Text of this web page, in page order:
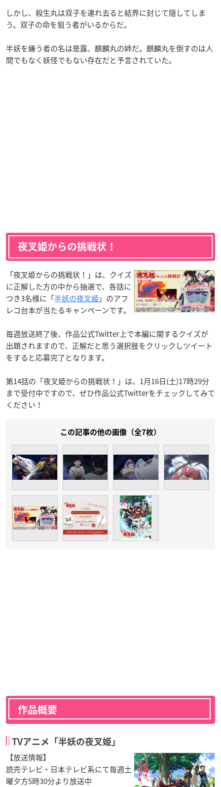
しかし、殺生丸は双子を連れ去ると結界に封じて隠してしま
う。双子の命を狙う者がいるからだ。
半妖を嫌う者の名は是露、麒麟丸の姉だ。麒麟丸を倒すのは人
間でもなく妖怪でもない存在だと予言されていた。
夜叉姫からの挑戦状！
「夜叉姫からの挑戦状！」は、クイズ
に正解した方の中から抽選で、各話に
つき3名様に「半妖の夜叉姫 」のアフ
レコ台本が当たるキャンペーンです。
毎週放送終了後、作品公式Twitter上で本編に関するクイズが
出題されますので、正解だと思う選択肢をクリックしツイート
をすると応募完了となります。
第14話の「夜叉姫からの挑戦状！」は、1月16日(土)17時29分
まで受付中ですので、ぜひ作品公式Twitterをチェックしてみて
ください！
この記事の他の画像（全7枚）
作品概要
TVアニメ「半妖の夜叉姫」
【放送情報】
読売テレビ・日本テレビ系にて毎週土
曜夕方5時30分より放送中